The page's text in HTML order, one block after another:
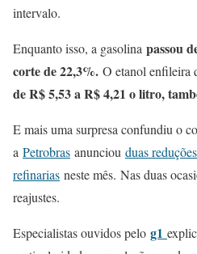
intervalo.
Enquanto isso, a gasolina passou
corte de 22,3%. O etanol enfileira
de R$ 5,53 a R$ 4,21 o litro,
E mais uma surpresa confundiu o
a Petrobras anunciou duas
refinarias neste mês. Nas duas
reajustes.
Especialistas ouvidos pelo g1